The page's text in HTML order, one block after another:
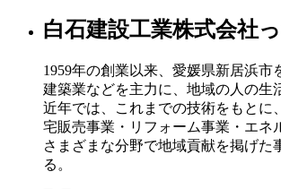
白石建設工業株式会社
1959年の創業以来、愛媛県新居浜市
建築業などを主力に、地域の人の生
近年では、これまでの技術をもとに
宅販売事業・リフォーム事業・エネ
さまざまな分野で地域貢献を掲げた
る。